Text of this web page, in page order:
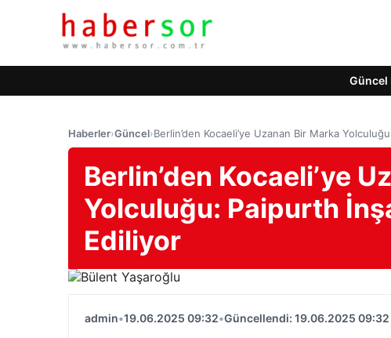
Güncel
Haberler›Güncel›Berlin’den Kocaeli’ye Uzanan Bir Marka
Berlin’den Kocaeli’ye
Yolculuğu: Paipurth
Ediliyor
admin•19.06.2025 09:32•Güncellendi: 19.06.2025 09:32